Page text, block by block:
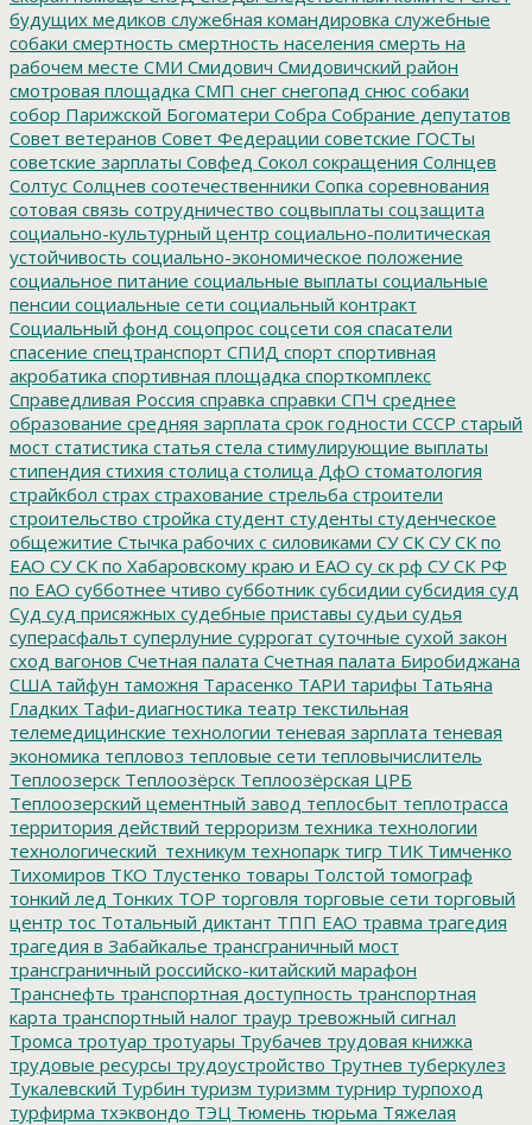
будущих медиков служебная командировка служебные
собаки смертность смертность населения смерть на
рабочем месте СМИ Смидович Смидовичский район
смотровая площадка СМП снег снегопад снюс собаки
собор Парижской Богоматери Собра Собрание депутатов
Совет ветеранов Совет Федерации советские ГОСТы
советские зарплаты Совфед Сокол сокращения Солнцев
Солтус Солцнев соотечественники Сопка соревнования
сотовая связь сотрудничество соцвыплаты соцзащита
социально-культурный центр социально-политическая
устойчивость социально-экономическое положение
социальное питание социальные выплаты социальные
пенсии социальные сети социальный контракт
Социальный фонд соцопрос соцсети соя спасатели
спасение спецтранспорт СПИД спорт спортивная
акробатика спортивная площадка спорткомплекс
Справедливая Россия справка справки СПЧ среднее
образование средняя зарплата срок годности СССР старый
мост статистика статья стела стимулирующие выплаты
стипендия стихия столица столица ДфО стоматология
страйкбол страх страхование стрельба строители
строительство стройка студент студенты студенческое
общежитие Стычка рабочих с силовиками СУ СК СУ СК по
ЕАО СУ СК по Хабаровскому краю и ЕАО су ск рф СУ СК РФ
по ЕАО субботнее чтиво субботник субсидии субсидия суд
Суд суд присяжных судебные приставы судьи судья
суперасфальт суперлуние суррогат суточные сухой закон
сход вагонов Счетная палата Счетная палата Биробиджана
США тайфун таможня Тарасенко ТАРИ тарифы Татьяна
Гладких Тафи-диагностика театр текстильная
телемедицинские технологии теневая зарплата теневая
экономика тепловоз тепловые сети тепловычислитель
Теплоозерск Теплоозёрск Теплоозёрская ЦРБ
Теплоозерский цементный завод теплосбыт теплотрасса
территория действий терроризм техника технологии
технологический_техникум технопарк тигр ТИК Тимченко
Тихомиров ТКО Тлустенко товары Толстой томограф
тонкий лед Тонких ТОР торговля торговые сети торговый
центр тос Тотальный диктант ТПП ЕАО травма трагедия
трагедия в Забайкалье трансграничный мост
трансграничный российско-китайский марафон
Транснефть транспортная доступность транспортная
карта транспортный налог траур тревожный сигнал
Тромса тротуар тротуары Трубачев трудовая книжка
трудовые ресурсы трудоустройство Трутнев туберкулез
Тукалевский Турбин туризм туризмм турнир турпоход
турфирма тхэквондо ТЭЦ Тюмень тюрьма Тяжелая